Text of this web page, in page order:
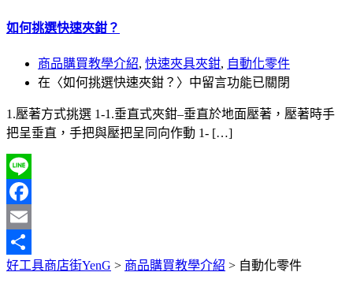
如何挑選快速夾鉗？
商品購買教學介紹, 快速夾具夾鉗, 自動化零件
在〈如何挑選快速夾鉗？〉中留言功能已關閉
1.壓著方式挑選 1-1.垂直式夾鉗–垂直於地面壓著，壓著時手
把呈垂直，手把與壓把呈同向作動 1- […]
Line
Facebook
Email
分
好工具商店街YenG > 商品購買教學介紹 > 自動化零件